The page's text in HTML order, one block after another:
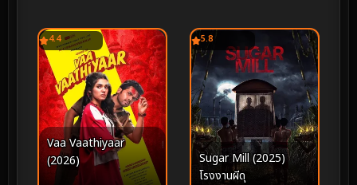
4.4
Vaa Vaathiyaar
(2026)
5.8
Sugar Mill (2025)
โรงงานผีดุ